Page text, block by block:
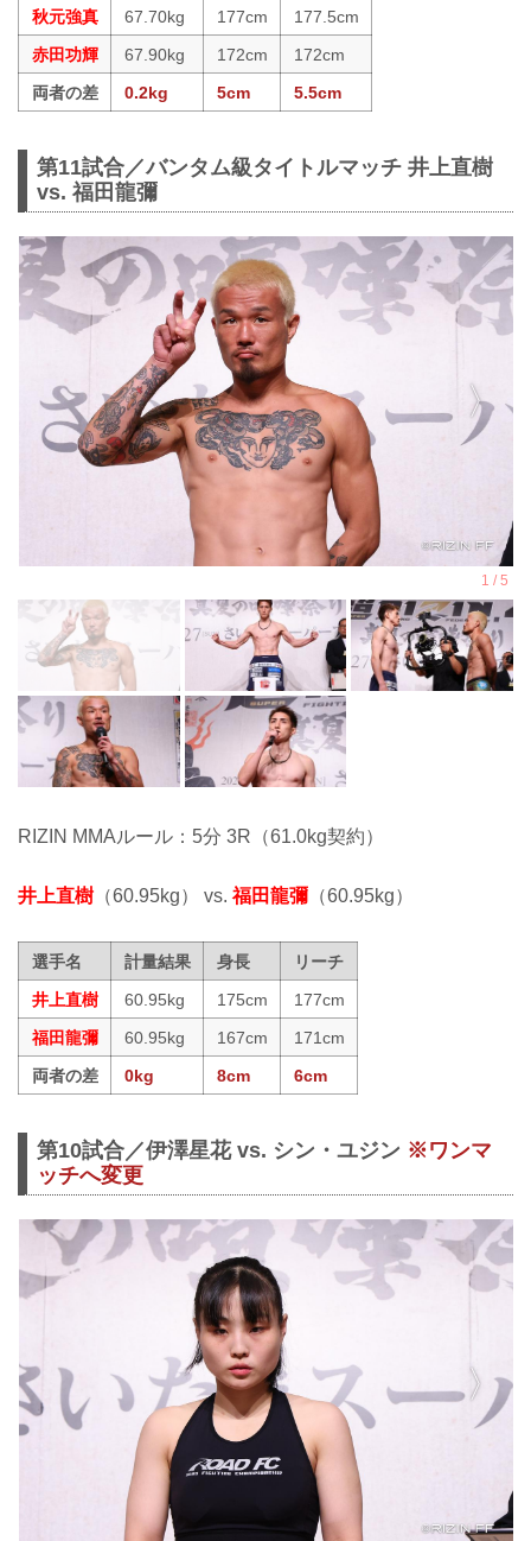
秋元強真
67.70kg 177cm
177.5cm
赤田功輝
67.90kg 172cm
172cm
両者の差
0.2kg 5cm 5.5cm
第11試合／バンタム級タイトルマッチ 井上直樹
vs. 福田龍彌
RIZIN MMAルール：5分 3R（61.0kg契約）
井上直樹 （60.95kg） vs.福田龍彌 （60.95kg）
選手名 計量結果 身長
リーチ
井上直樹
60.95kg 175cm
177cm
福田龍彌
60.95kg 167cm
171cm
両者の差
0kg 8cm 6cm
第10試合／伊澤星花 vs. シン・ユジン ※ワンマ
ッチへ変更